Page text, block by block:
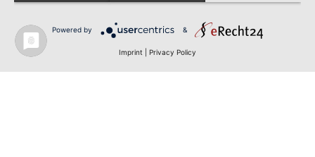
Powered by &
Imprint Privacy Policy